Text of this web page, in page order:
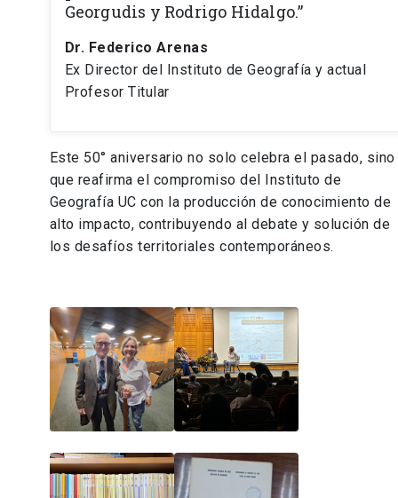
Georgudis y Rodrigo Hidalgo.”
Dr. Federico Arenas
Ex Director del Instituto de Geografía y actual
Profesor Titular
Este 50° aniversario no solo celebra el pasado, sino
que reafirma el compromiso del Instituto de
Geografía UC con la producción de conocimiento de
alto impacto, contribuyendo al debate y solución de
los desafíos territoriales contemporáneos.